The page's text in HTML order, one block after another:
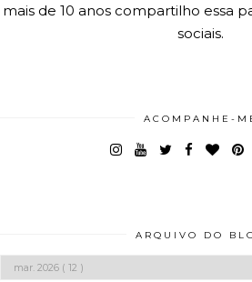
mais de 10 anos compartilho essa
sociais.
ACOMPANHE-
ARQUIVO DO